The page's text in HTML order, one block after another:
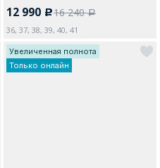
12 990 c16 240a
36, 37, 38, 39, 40, 41
Увеличенная полнота
Только онлайн